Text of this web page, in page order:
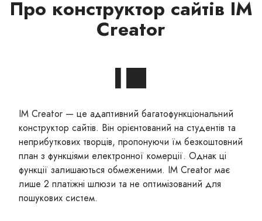
Про конструктор сайтів IM
Creator
IM Creator — це адаптивний багатофункціональний
конструктор сайтів. Він орієнтований на студентів та
неприбуткових творців, пропонуючи їм безкоштовний
план з функціями електронної комерції. Однак ці
функції залишаються обмеженими. IM Creator має
лише 2 платіжні шлюзи та не оптимізований для
пошукових систем.